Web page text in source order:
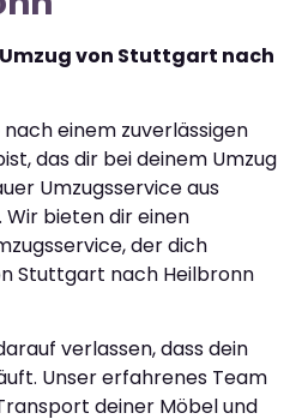
von Stuttgart nach
einem zuverlässigen
das dir bei deinem Umzug
Umzugsservice aus
bieten dir einen
der dich
Stuttgart nach Heilbronn
verlassen, dass dein
Unser erfahrenes Team
deiner Möbel und